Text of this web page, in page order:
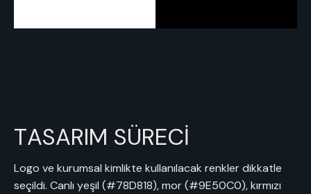
TASARIM SÜRECİ
Logo ve kurumsal kimlikte kullanılacak renkler dikkatle
seçildi. Canlı yeşil (#78D818), mor (#9E50C0), kırmızı